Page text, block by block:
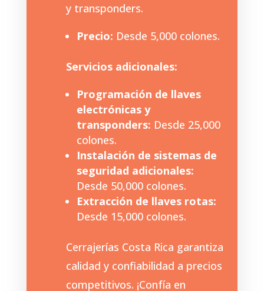
y transponders.
Precio: Desde 5,000 colones.
Servicios adicionales:
Programación de llaves
electrónicas y
transponders: Desde 25,000
colones.
Instalación de sistemas de
seguridad adicionales:
Desde 50,000 colones.
Extracción de llaves rotas:
Desde 15,000 colones.
Cerrajerías Costa Rica garantiza
calidad y confiabilidad a precios
competitivos. ¡Confía en